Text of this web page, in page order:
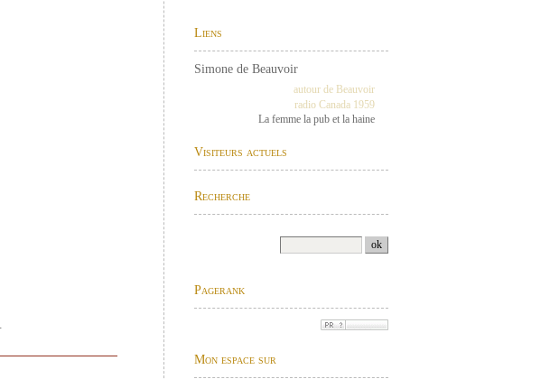
Liens
Simone de Beauvoir
autour de Beauvoir
radio Canada 1959
La femme la pub et la haine
Visiteurs actuels
Recherche
Pagerank
Mon espace sur